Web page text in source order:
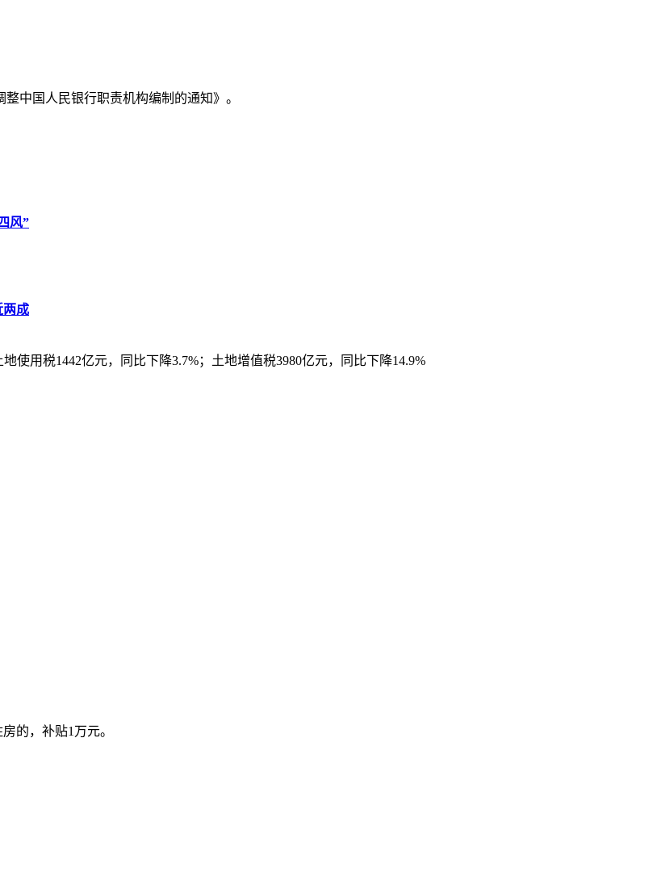
中国人民银行职责机构编制的通知》。
风”
两成
使用税1442亿元，同比下降3.7%；土地增值税3980亿元，同比下降14.9%
的，补贴1万元。